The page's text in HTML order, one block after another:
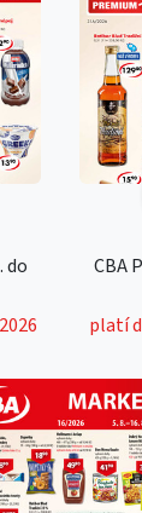
do
CBA
platí